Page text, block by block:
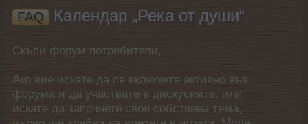
FAQ Календар „Река от души“
Скъпи форум потребители,
Ако вие искате да се включите активно във
форума и да участвате в дискусиите, или
искате да започнете своя собствена тема,